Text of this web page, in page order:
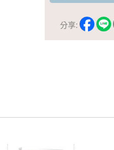
分享: